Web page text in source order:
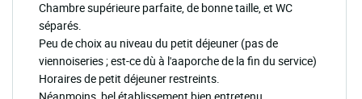
Chambre supérieure parfaite, de bonne taille, et WC
séparés.
Peu de choix au niveau du petit déjeuner (pas de
viennoiseries ; est-ce dù à l'aaporche de la fin du service)
Horaires de petit déjeuner restreints.